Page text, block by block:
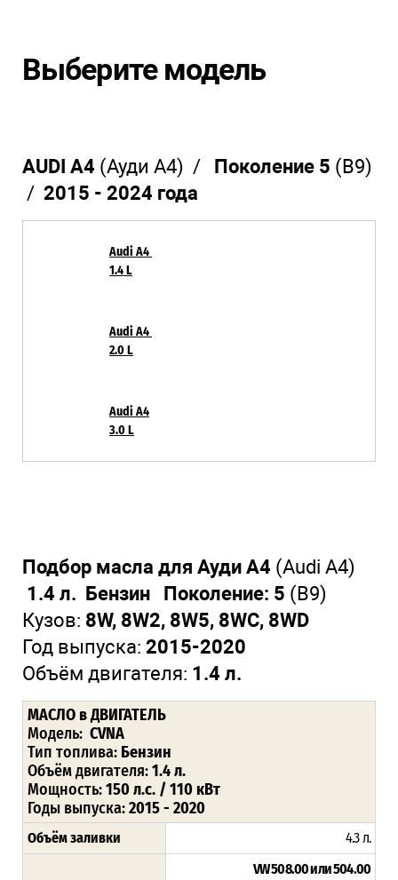
Выберите модель
AUDI A4 (Ауди А4) / Поколение 5 (В9)
/ 2015 - 2024 года
Audi A4
1.4 L
Audi A4
2.0 L
Audi A4
3.0 L
Подбор масла для Ауди А4 (Audi A4)
1.4 л. Бензин Поколение: 5 (B9)
Кузов: 8W, 8W2, 8W5, 8WC, 8WD
Год выпуска: 2015-2020
Объём двигателя: 1.4 л.
МАСЛО в ДВИГАТЕЛЬ
Модель: CVNA
Тип топлива: Бензин
Объём двигателя:1.4 л.
Мощность:150 л.с. / 110 кВт
Годы выпуска:2015 - 2020
Объём заливки 4.3 л.
VW 508.00 или 504.00